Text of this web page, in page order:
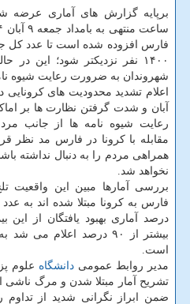
فارس افزوده شده است تا عدد کل
۱۴۰۰ نفر نزدیکتر شود؛ این
شهروندان به ضرورت رعایت شیوه
آبان و شدت گرفتن نظارت ها بر
رعایت شیوه نامه ها از جانب
مقابله با کرونا در فارس مد نظر
همراهی مردم را به دنبال نداشته
نخواهد شد.
بررسی آمارها مبین این واقعیت
است.
مدیر روابط عمومیدانشگاه
تشریح آمار مبتلا شدن و مرگ ناشی
ضمن ابراز نگرانی شدید از تداوم